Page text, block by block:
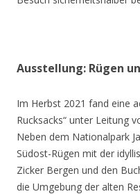
Ausstellung: Rügen
Im Herbst 2021 fand eine
Rucksacks“ unter Leitung
Neben dem Nationalpark
Südost-Rügen mit der
Zicker Bergen und den
die Umgebung der alten